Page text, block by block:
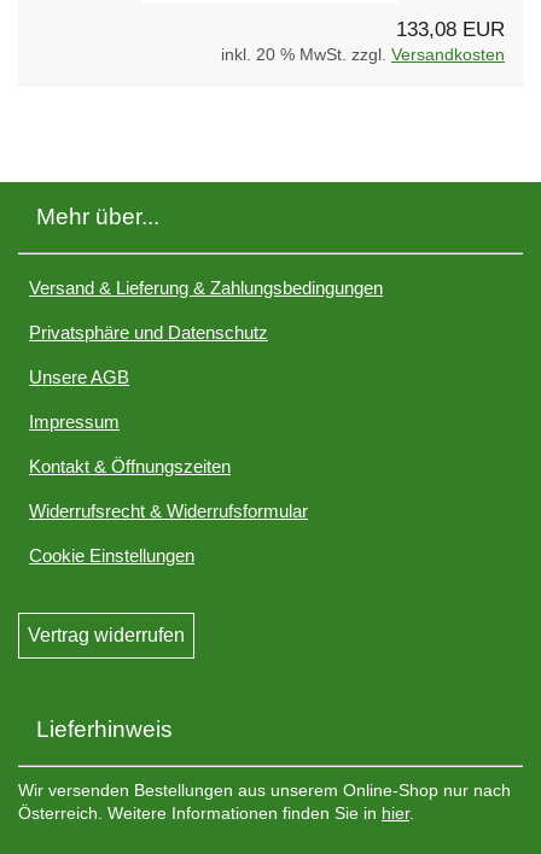
133,08 EUR
inkl. 20 % MwSt. zzgl. Versandkosten
Mehr über...
Versand & Lieferung & Zahlungsbedingungen
Privatsphäre und Datenschutz
Unsere AGB
Impressum
Kontakt & Öffnungszeiten
Widerrufsrecht & Widerrufsformular
Cookie Einstellungen
Vertrag widerrufen
Lieferhinweis
Wir versenden Bestellungen aus unserem Online-Shop nur nach
Österreich. Weitere Informationen finden Sie in hier.